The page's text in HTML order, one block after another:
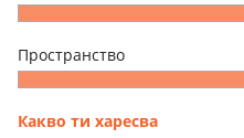
Пространство
Какво ти харесва